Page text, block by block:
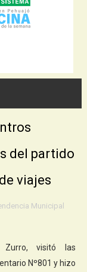
del partido
viajes
Municipal
Zurro, visitó las
Nº801 y hizo